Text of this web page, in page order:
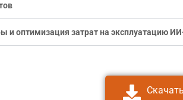
и оптимизация затрат на эксплуатацию